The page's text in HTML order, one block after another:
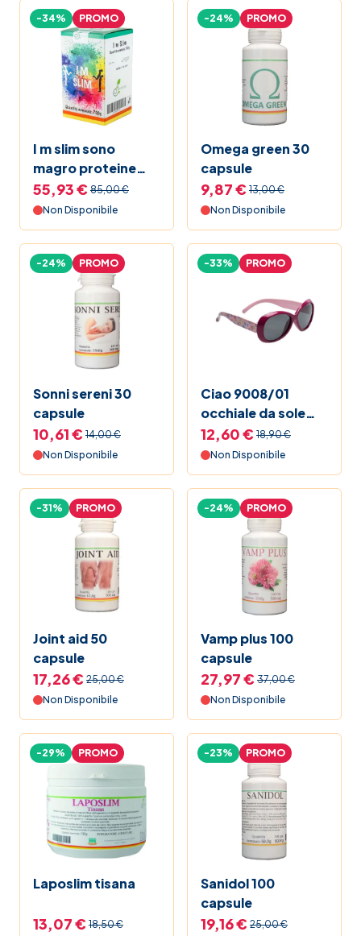
La nostra linea
Elenco Farmaci
Guide alla salute
Black Friday 2025 Farmacia Soccavo
Pet bestseller
Beauty Shock
Prezzi Shock
Le Formule del Farmacista
I m slim sono
magro proteine
vegetali in polvere
sostitutive del
pasto 700 g
-34% PROMO
55,93 € 85,00 €
Non Disponibile
Omega green 30
capsule
-24% PROMO
9,87 € 13,00 €
Non Disponibile
Sonni sereni 30
capsule
-24% PROMO
10,61 € 14,00 €
Non Disponibile
Ciao 9008/01
occhiale da sole
per bambino con
lenti polarizzate 1
paio
-33% PROMO
12,60 € 18,90 €
Non Disponibile
Joint aid 50
capsule
-31% PROMO
17,26 € 25,00 €
Non Disponibile
Vamp plus 100
capsule
-24% PROMO
27,97 € 37,00 €
Non Disponibile
Laposlim tisana
-29% PROMO
13,07 € 18,50 €
Sanidol 100
capsule
-23% PROMO
19,16 € 25,00 €